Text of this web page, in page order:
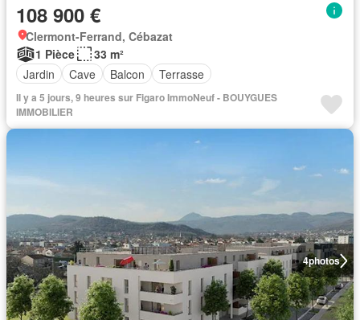
108 900 €
Clermont-Ferrand, Cébazat
1 Pièce
33 m²
Jardin
Cave Balcon Terrasse
Il y a 5 jours, 9 heures sur Figaro ImmoNeuf - BOUYGUES
IMMOBILIER
4photos